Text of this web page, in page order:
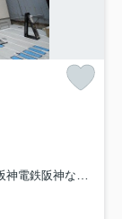
電鉄阪神なんば「伝法」駅 徒歩15分